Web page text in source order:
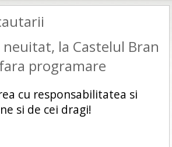
neuitat, la Castelul Bran
programare
cu responsabilitatea si
si de cei dragi!